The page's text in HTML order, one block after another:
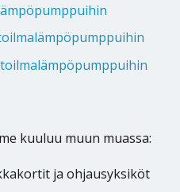
kuuluu muun muassa:
ja ohjausyksiköt